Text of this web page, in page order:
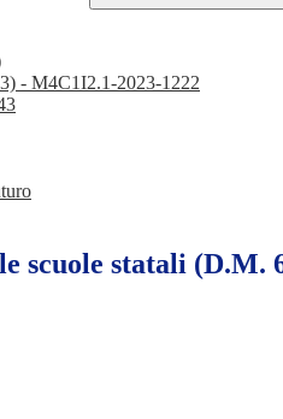
- M4C1I2.1-2023-1222
scuole statali (D.M.